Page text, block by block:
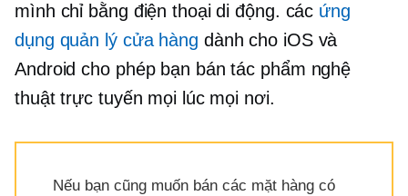
mình chỉ bằng điện thoại di động. các ứng
dụng quản lý cửa hàng dành cho iOS và
Android cho phép bạn bán tác phẩm nghệ
thuật trực tuyến mọi lúc mọi nơi.
Nếu bạn cũng muốn bán các mặt hàng có